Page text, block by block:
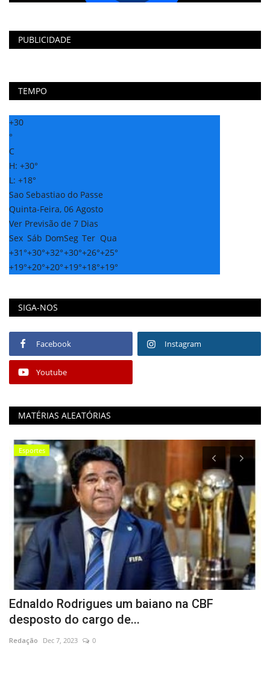
PUBLICIDADE
TEMPO
+30
°
C
H: +30°
L: +18°
Sao Sebastiao do Passe
Quinta-Feira, 06 Agosto
Ver Previsão de 7 Dias
Sex Sáb DomSeg Ter Qua
+31°+30°+32°+30°+26°+25°
+19°+20°+20°+19°+18°+19°
SIGA-NOS
Facebook Instagram
Youtube
MATÉRIAS ALEATÓRIAS
Esportes
Ednaldo Rodrigues um baiano na CBF
desposto do cargo de...
Redação Dec 7, 2023 0